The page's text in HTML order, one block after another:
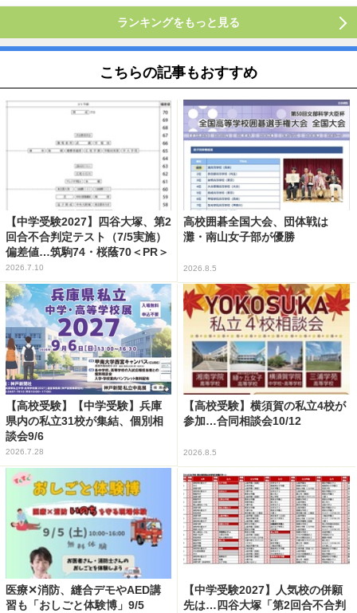
ランキングをもっと見る
こちらの記事もおすすめ
【中学受験2027】四谷大塚、第2
回合不合判定テスト（7/5実施）
偏差値…筑駒74・桜蔭70＜PR＞
2026.7.10
高校囲碁全国大会、団体戦は
灘・南山女子部が優勝
2026.8.5
【高校受験】【中学受験】兵庫
県内の私立31校が集結、個別相
談会9/6
2026.7.28
【高校受験】横須賀の私立4校が
参加…合同相談会10/12
2026.8.5
医療✕消防、縫合デモやAED講
習も「おしごと体験博」9/5
【中学受験2027】人気校の併願
先は…四谷大塚「第2回合不合判